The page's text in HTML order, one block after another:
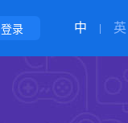
登录 中 英